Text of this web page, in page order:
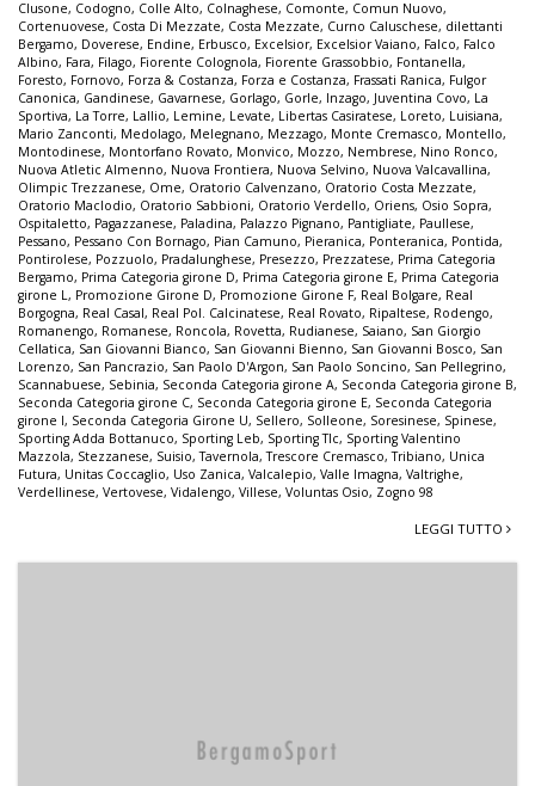
Clusone, Codogno, Colle Alto, Colnaghese, Comonte, Comun Nuovo,
Cortenuovese, Costa Di Mezzate, Costa Mezzate, Curno Caluschese, dilettanti
Bergamo, Doverese, Endine, Erbusco, Excelsior, Excelsior Vaiano, Falco, Falco
Albino, Fara, Filago, Fiorente Colognola, Fiorente Grassobbio, Fontanella,
Foresto, Fornovo, Forza & Costanza, Forza e Costanza, Frassati Ranica, Fulgor
Canonica, Gandinese, Gavarnese, Gorlago, Gorle, Inzago, Juventina Covo, La
Sportiva, La Torre, Lallio, Lemine, Levate, Libertas Casiratese, Loreto, Luisiana,
Mario Zanconti, Medolago, Melegnano, Mezzago, Monte Cremasco, Montello,
Montodinese, Montorfano Rovato, Monvico, Mozzo, Nembrese, Nino Ronco,
Nuova Atletic Almenno, Nuova Frontiera, Nuova Selvino, Nuova Valcavallina,
Olimpic Trezzanese, Ome, Oratorio Calvenzano, Oratorio Costa Mezzate,
Oratorio Maclodio, Oratorio Sabbioni, Oratorio Verdello, Oriens, Osio Sopra,
Ospitaletto, Pagazzanese, Paladina, Palazzo Pignano, Pantigliate, Paullese,
Pessano, Pessano Con Bornago, Pian Camuno, Pieranica, Ponteranica, Pontida,
Pontirolese, Pozzuolo, Pradalunghese, Presezzo, Prezzatese, Prima Categoria
Bergamo, Prima Categoria girone D, Prima Categoria girone E, Prima Categoria
girone L , Promozione Girone D, Promozione Girone F, Real Bolgare, Real
Borgogna, Real Casal, Real Pol. Calcinatese, Real Rovato, Ripaltese, Rodengo,
Romanengo, Romanese, Roncola, Rovetta, Rudianese, Saiano, San Giorgio
Cellatica, San Giovanni Bianco, San Giovanni Bienno, San Giovanni Bosco, San
Lorenzo, San Pancrazio, San Paolo D'Argon, San Paolo Soncino, San Pellegrino,
Scannabuese, Sebinia, Seconda Categoria girone A, Seconda Categoria girone B,
Seconda Categoria girone C, Seconda Categoria girone E, Seconda Categoria
girone I, Seconda Categoria Girone U, Sellero, Solleone, Soresinese, Spinese,
Sporting Adda Bottanuco, Sporting Leb, Sporting Tlc, Sporting Valentino
Mazzola, Stezzanese, Suisio,Tavernola,Trescore Cremasco,Tribiano, Unica
Futura, Unitas Coccaglio, Uso Zanica, Valcalepio, Valle Imagna, Valtrighe,
Verdellinese, Vertovese, Vidalengo, Villese, Voluntas Osio, Zogno 98
LEGGI TUTTO